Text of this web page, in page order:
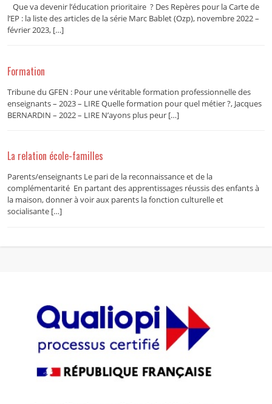
Que va devenir l’éducation prioritaire ? Des Repères pour la Carte de
l’EP : la liste des articles de la série Marc Bablet (Ozp), novembre 2022 –
février 2023, […]
Formation
Tribune du GFEN : Pour une véritable formation professionnelle des
enseignants – 2023 – LIRE Quelle formation pour quel métier ?, Jacques
BERNARDIN – 2022 – LIRE N’ayons plus peur […]
La relation école-familles
Parents/enseignants Le pari de la reconnaissance et de la
complémentarité En partant des apprentissages réussis des enfants à
la maison, donner à voir aux parents la fonction culturelle et
socialisante […]